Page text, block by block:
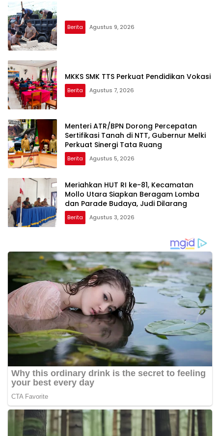
Berita Agustus 9, 2026
MKKS SMK TTS Perkuat Pendidikan Vokasi
Berita Agustus 7, 2026
Menteri ATR/BPN Dorong Percepatan
Sertifikasi Tanah di NTT, Gubernur Melki
Perkuat Sinergi Tata Ruang
Berita Agustus 5, 2026
Meriahkan HUT RI ke-81, Kecamatan
Mollo Utara Siapkan Beragam Lomba
dan Parade Budaya, Judi Dilarang
Berita Agustus 3, 2026